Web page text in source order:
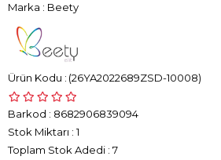
Marka : Beety
(26YA2022689ZSD-10008)
Barkod : 8682906839094
Stok Miktarı : 1
Toplam Stok Adedi : 7